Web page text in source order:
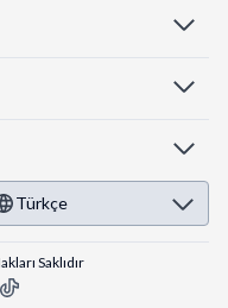
Türkçe
Saklıdır